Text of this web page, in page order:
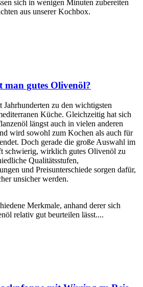
sich in wenigen Minuten zubereiten
aus unserer Kochbox.
man gutes Olivenöl?
Jahrhunderten zu den wichtigsten
Küche. Gleichzeitig hat sich
längst auch in vielen anderen
wird sowohl zum Kochen als auch für
Doch gerade die große Auswahl im
schwierig, wirklich gutes Olivenöl zu
Qualitätsstufen,
und Preisunterschiede sorgen dafür,
unsicher werden.
Merkmale, anhand derer sich
relativ gut beurteilen lässt....